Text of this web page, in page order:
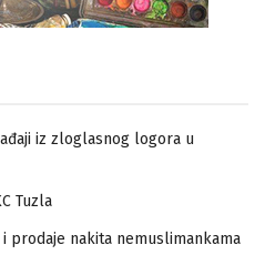
iz zloglasnog logora u
Tuzla
prodaje nakita nemuslimankama